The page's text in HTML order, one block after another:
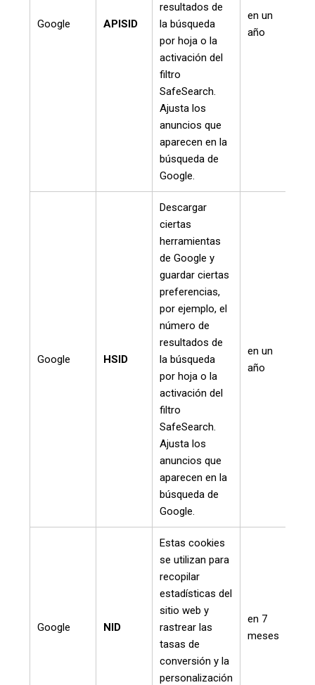
Google APISID
resultados de
la búsqueda
por hoja o la
activación del
filtro
SafeSearch.
Ajusta los
anuncios que
aparecen en la
búsqueda de
Google.
en un
año
Google HSID
Descargar
ciertas
herramientas
de Google y
guardar ciertas
preferencias,
por ejemplo, el
número de
resultados de
la búsqueda
por hoja o la
activación del
filtro
SafeSearch.
Ajusta los
anuncios que
aparecen en la
búsqueda de
Google.
en un
año
Google NID
Estas cookies
se utilizan para
recopilar
estadísticas del
sitio web y
rastrear las
tasas de
conversión y la
personalización
en 7
meses